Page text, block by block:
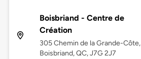
Boisbriand - Centre de
Création
305 Chemin de la Grande-Côte,
Boisbriand, QC, J7G 2J7